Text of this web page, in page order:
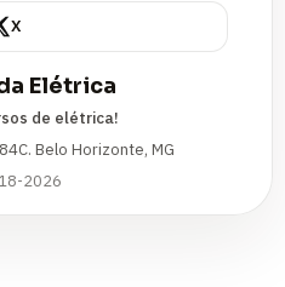
X
Elétrica
de elétrica!
Belo Horizonte, MG
2026